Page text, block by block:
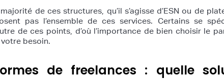
de ces structures, qu’il s’agisse d’ESN ou de
pas l’ensemble de ces services. Certains se
de ces points, d’où l’importance de bien choisir le
besoin.
de freelances : quelle